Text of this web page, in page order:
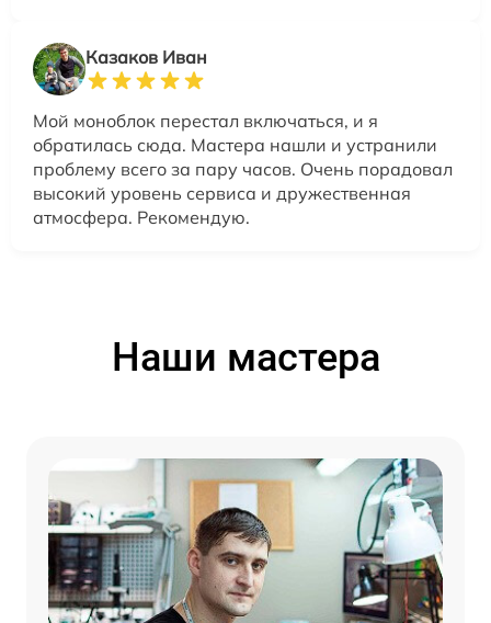
Казаков Иван
Мой моноблок перестал включаться, и я
обратилась сюда. Мастера нашли и устранили
проблему всего за пару часов. Очень порадовал
высокий уровень сервиса и дружественная
атмосфера. Рекомендую.
Наши мастера